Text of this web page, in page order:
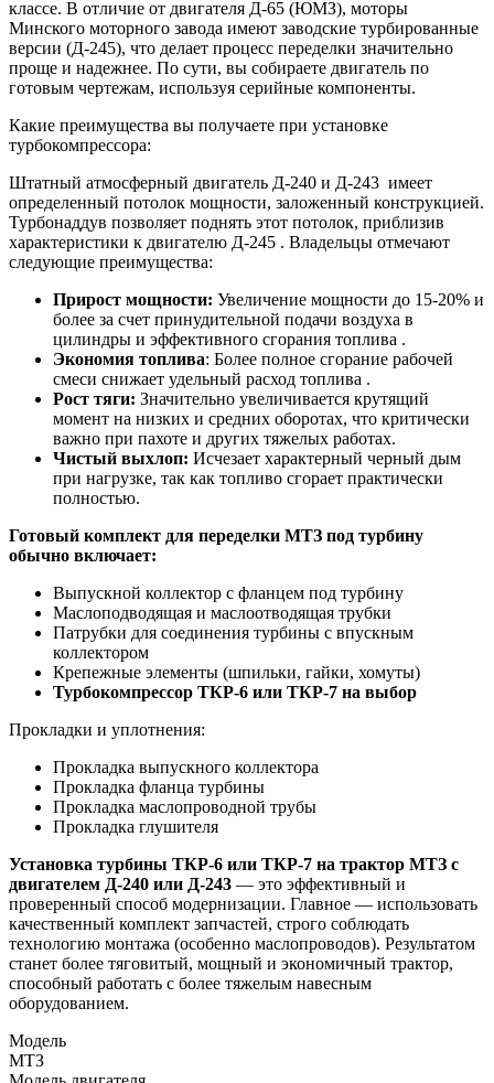
классе. В отличие от двигателя Д-65 (ЮМЗ), моторы
Минского моторного завода имеют заводские турбированные
версии (Д-245), что делает процесс переделки значительно
проще и надежнее. По сути, вы собираете двигатель по
готовым чертежам, используя серийные компоненты.
Какие преимущества вы получаете при установке
турбокомпрессора:
Штатный атмосферный двигатель Д-240 и Д-243 имеет
определенный потолок мощности, заложенный конструкцией.
Турбонаддув позволяет поднять этот потолок, приблизив
характеристики к двигателю Д-245 . Владельцы отмечают
следующие преимущества:
Прирост мощности: Увеличение мощности до 15-20% и
более за счет принудительной подачи воздуха в
цилиндры и эффективного сгорания топлива .
Экономия топлива: Более полное сгорание рабочей
смеси снижает удельный расход топлива .
Рост тяги: Значительно увеличивается крутящий
момент на низких и средних оборотах, что критически
важно при пахоте и других тяжелых работах.
Чистый выхлоп: Исчезает характерный черный дым
при нагрузке, так как топливо сгорает практически
полностью.
Готовый комплект для переделки МТЗ под турбину
обычно включает:
Выпускной коллектор с фланцем под турбину
Маслоподводящая и маслоотводящая трубки
Патрубки для соединения турбины с впускным
коллектором
Крепежные элементы (шпильки, гайки, хомуты)
Турбокомпрессор ТКР-6 или ТКР-7 на выбор
Прокладки и уплотнения:
Прокладка выпускного коллектора
Прокладка фланца турбины
Прокладка маслопроводной трубы
Прокладка глушителя
Установка турбины ТКР-6 или ТКР-7 на трактор МТЗ с
двигателем Д-240 или Д-243 — это эффективный и
проверенный способ модернизации. Главное — использовать
качественный комплект запчастей, строго соблюдать
технологию монтажа (особенно маслопроводов). Результатом
станет более тяговитый, мощный и экономичный трактор,
способный работать с более тяжелым навесным
оборудованием.
Модель
МТЗ